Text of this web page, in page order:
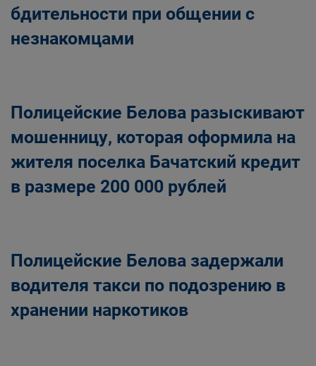
бдительности при общении с
незнакомцами
Полицейские Белова разыскивают
мошенницу, которая оформила на
жителя поселка Бачатский кредит
в размере 200 000 рублей
Полицейские Белова задержали
водителя такси по подозрению в
хранении наркотиков